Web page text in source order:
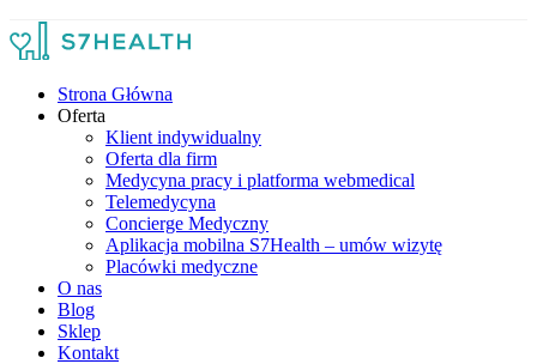
Strona Główna
Oferta
Klient indywidualny
Oferta dla firm
Medycyna pracy i platforma webmedical
Telemedycyna
Concierge Medyczny
Aplikacja mobilna S7Health – umów wizytę
Placówki medyczne
O nas
Blog
Sklep
Kontakt